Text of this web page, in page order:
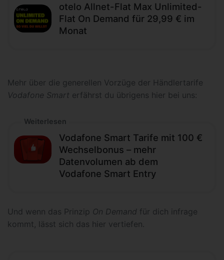
otelo Allnet-Flat Max Unlimited-
Flat On Demand für 29,99 € im
Monat
Mehr über die generellen Vorzüge der Händlertarife
Vodafone Smart erfährst du übrigens hier bei uns:
Weiterlesen
Vodafone Smart Tarife mit 100 €
Wechselbonus – mehr
Datenvolumen ab dem
Vodafone Smart Entry
Und wenn das Prinzip On Demand für dich infrage
kommt, lässt sich das hier vertiefen.